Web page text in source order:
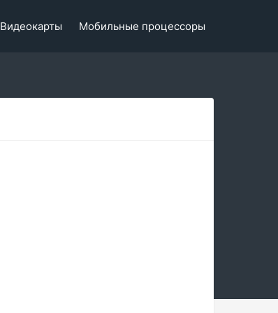
Видеокарты Мобильные процессоры